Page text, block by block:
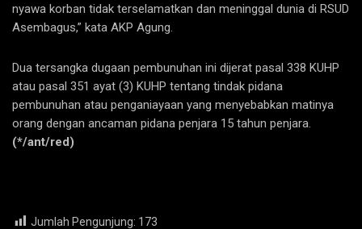
nyawa korban tidak terselamatkan dan meninggal dunia di RSUD
Asembagus,” kata AKP Agung.
Dua tersangka dugaan pembunuhan ini dijerat pasal 338 KUHP
atau pasal 351 ayat (3) KUHP tentang tindak pidana
pembunuhan atau penganiayaan yang menyebabkan matinya
orang dengan ancaman pidana penjara 15 tahun penjara.
(*/ant/red)
Jumlah Pengunjung: 173